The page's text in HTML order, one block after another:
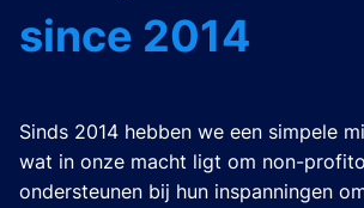
since 2014
Sinds 2014 hebben we een simpele
wat in onze macht ligt om non-
ondersteunen bij hun inspanningen